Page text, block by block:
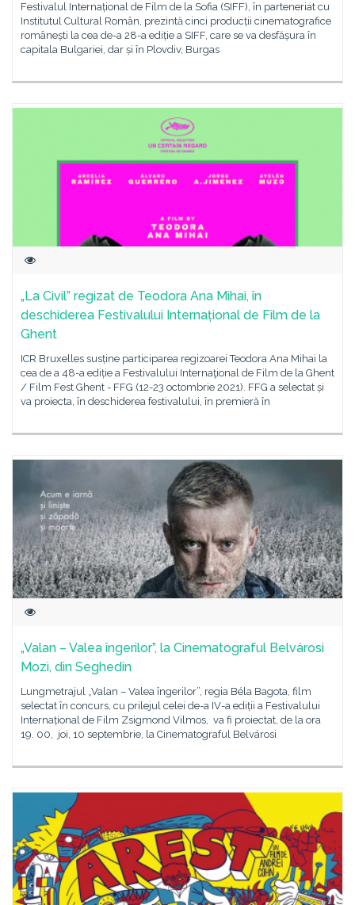
Festivalul Internațional de Film de la Sofia (SIFF), în parteneriat cu
Institutul Cultural Român, prezintă cinci producții cinematografice
românești la cea de-a 28-a ediție a SIFF, care se va desfășura în
capitala Bulgariei, dar și în Plovdiv, Burgas
„La Civil” regizat de Teodora Ana Mihai, în
deschiderea Festivalului Internațional de Film de la
Ghent
ICR Bruxelles susține participarea regizoarei Teodora Ana Mihai la
cea de a 48-a ediție a Festivalului Internaţional de Film de la Ghent
/ Film Fest Ghent - FFG (12-23 octombrie 2021). FFG a selectat și
va proiecta, în deschiderea festivalului, în premieră în
„Valan – Valea îngerilor”, la Cinematograful Belvárosi
Mozi, din Seghedin
Lungmetrajul „Valan – Valea îngerilor”, regia Béla Bagota, film
selectat în concurs, cu prilejul celei de-a IV-a ediții a Festivalului
Internațional de Film Zsigmond Vilmos, va fi proiectat, de la ora
19. 00, joi, 10 septembrie, la Cinematograful Belvárosi